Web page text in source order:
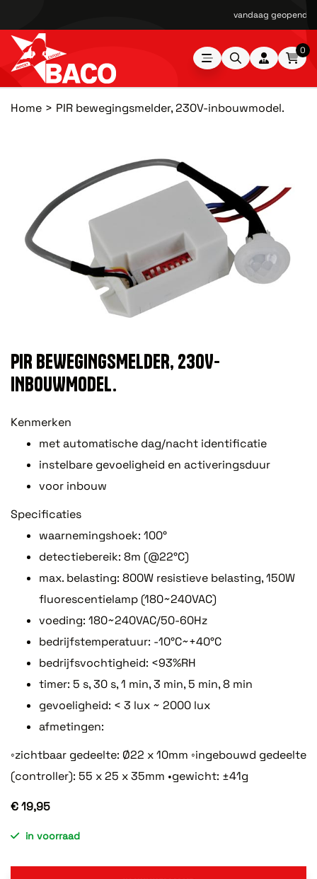
vandaag geopend
0
Home PIR bewegingsmelder, 230V-inbouwmodel.
PIR BEWEGINGSMELDER, 230V-
INBOUWMODEL.
Kenmerken
met automatische dag/nacht identificatie
instelbare gevoeligheid en activeringsduur
voor inbouw
Specificaties
waarnemingshoek: 100°
detectiebereik: 8m (@22°C)
max. belasting: 800W resistieve belasting, 150W
fluorescentielamp (180~240VAC)
voeding: 180~240VAC/50-60Hz
bedrijfstemperatuur: -10°C~+40°C
bedrijfsvochtigheid: <93%RH
timer: 5 s, 30 s, 1 min, 3 min, 5 min, 8 min
gevoeligheid: < 3 lux ~ 2000 lux
afmetingen:
◦zichtbaar gedeelte: Ø22 x 10mm ◦ingebouwd gedeelte
(controller): 55 x 25 x 35mm •gewicht: ±41g
€ 19,95
in voorraad